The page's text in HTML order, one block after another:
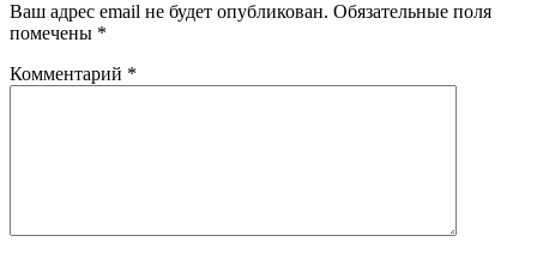
Ваш адрес email не будет опубликован. Обязательные поля
помечены *
Комментарий *